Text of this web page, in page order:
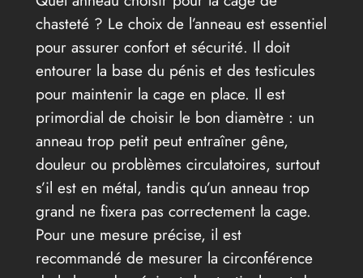
chasteté ? Le choix de l’anneau est essentiel
pour assurer confort et sécurité. Il doit
entourer la base du pénis et des testicules
pour maintenir la cage en place. Il est
primordial de choisir le bon diamètre : un
anneau trop petit peut entraîner gêne,
douleur ou problèmes circulatoires, surtout
s’il est en métal, tandis qu’un anneau trop
grand ne fixera pas correctement la cage.
Pour une mesure précise, il est
recommandé de mesurer la circonférence